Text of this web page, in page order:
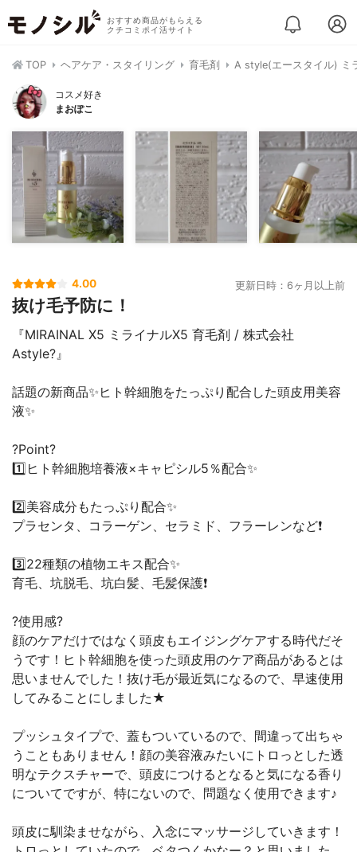
おすすめ商品がもらえる
クチコミポイ活サイト
TOP ヘアケア・スタイリング 育毛剤 A style(エースタイル) ミ
コスメ好き
まおぽこ
4.00 更新日時：6ヶ月以上前
抜け毛予防に！
『MIRAINAL X5 ミライナルX5 育毛剤 / 株式会社
Astyle?』
話題の新商品✨ヒト幹細胞をたっぷり配合した頭皮用美容
液✨
?Point?
1️⃣ヒト幹細胞培養液×キャピシル5％配合✨
2️⃣美容成分もたっぷり配合✨
プラセンタ、コラーゲン、セラミド、フラーレンなど❗️
3️⃣22種類の植物エキス配合✨
育毛、坑脱毛、坑白髪、毛髪保護❗️
?使用感?
顔のケアだけではなく頭皮もエイジングケアする時代だそ
うです！ヒト幹細胞を使った頭皮用のケア商品があるとは
思いませんでした！抜け毛が最近気になるので、早速使用
してみることにしました★
プッシュタイプで、蓋もついているので、間違って出ちゃ
うこともありません！顔の美容液みたいにトロっとした透
明なテクスチャーで、頭皮につけるとなると気になる香り
についてですが、特にないので、問題なく使用できます♪
頭皮に馴染ませながら、入念にマッサージしていきます！